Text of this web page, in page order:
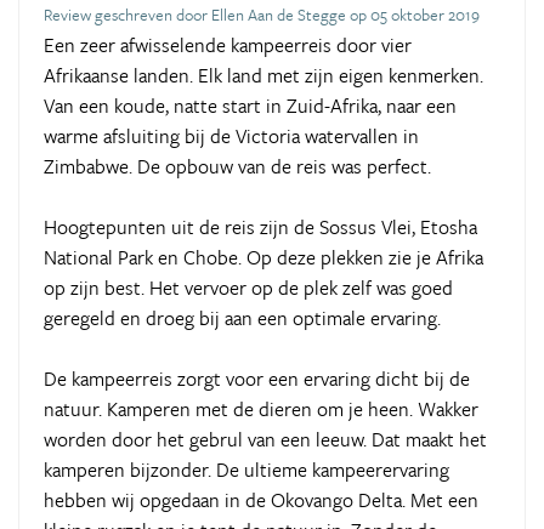
Review geschreven door Ellen Aan de Stegge op 05 oktober 2019
Een zeer afwisselende kampeerreis door vier
Afrikaanse landen. Elk land met zijn eigen kenmerken.
Van een koude, natte start in Zuid-Afrika, naar een
warme afsluiting bij de Victoria watervallen in
Zimbabwe. De opbouw van de reis was perfect.
Hoogtepunten uit de reis zijn de Sossus Vlei, Etosha
National Park en Chobe. Op deze plekken zie je Afrika
op zijn best. Het vervoer op de plek zelf was goed
geregeld en droeg bij aan een optimale ervaring.
De kampeerreis zorgt voor een ervaring dicht bij de
natuur. Kamperen met de dieren om je heen. Wakker
worden door het gebrul van een leeuw. Dat maakt het
kamperen bijzonder. De ultieme kampeerervaring
hebben wij opgedaan in de Okovango Delta. Met een